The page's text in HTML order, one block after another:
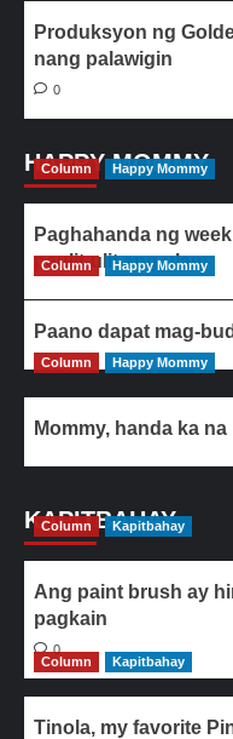
Produksyon ng
nang palawigin
0
HAPPY MOMMY
Column Happy Mommy
Paghahanda ng
paulit-ulit ang ulam
Column Happy Mommy
Paano dapat mag-
Column Happy Mommy
Mommy, handa ka
KAPITBAHAY
Column Kapitbahay
Ang paint brush ay
pagkain
0
Column
Kapitbahay
Tinola, my favorite